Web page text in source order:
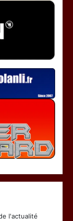
l'actualité